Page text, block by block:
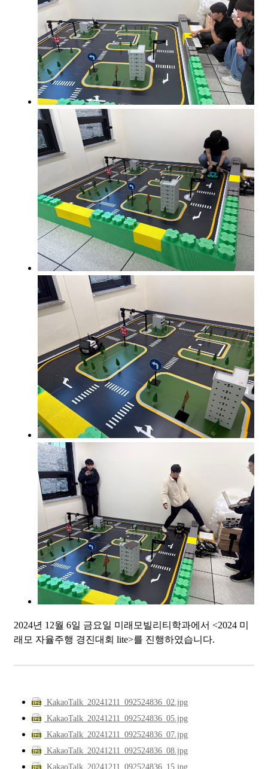
2024년 12월 6일 금요일 미래모빌리티학과에서 <2024 미
래모 자율주행 경진대회 lite>를 진행하였습니다.
KakaoTalk_20241211_092524836_02.jpg
KakaoTalk_20241211_092524836_05.jpg
KakaoTalk_20241211_092524836_07.jpg
KakaoTalk_20241211_092524836_08.jpg
KakaoTalk_20241211_092524836_15.jpg